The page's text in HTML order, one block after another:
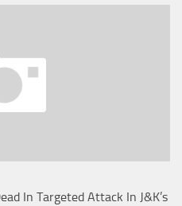
In Targeted Attack In J&K’s